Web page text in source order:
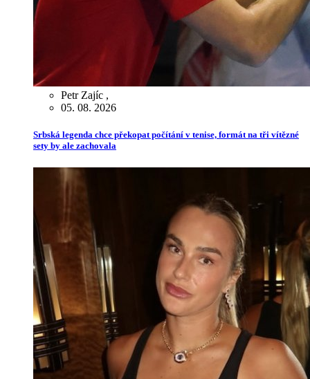
Petr Zajíc ,
05. 08. 2026
Srbská legenda chce překopat počítání v tenise, formát na tři vítězné
sety by ale zachovala